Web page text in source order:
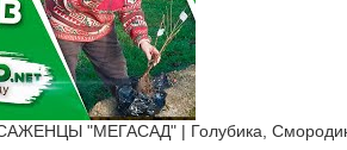
"МЕГАСАД" | Голубика, Смородина